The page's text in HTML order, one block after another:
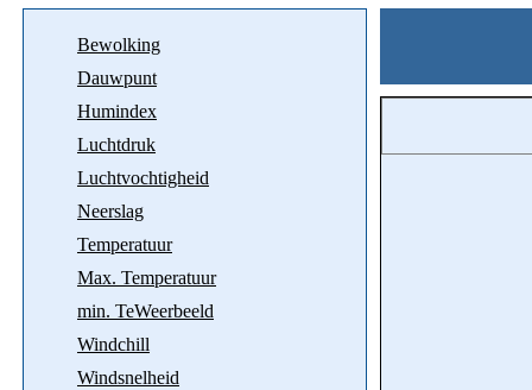
Bewolking
Dauwpunt
Humindex
Luchtdruk
Luchtvochtigheid
Neerslag
Temperatuur
Max. Temperatuur
min. TeWeerbeeld
Windchill
Windsnelheid